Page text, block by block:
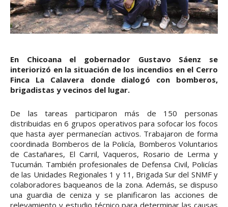
En Chicoana el gobernador Gustavo Sáenz se
interiorizó en la situación de los incendios en el Cerro
Finca La Calavera donde dialogó con bomberos,
brigadistas y vecinos del lugar.
De las tareas participaron más de 150 personas
distribuidas en 6 grupos operativos para sofocar los focos
que hasta ayer permanecían activos. Trabajaron de forma
coordinada Bomberos de la Policía, Bomberos Voluntarios
de Castañares, El Carril, Vaqueros, Rosario de Lerma y
Tucumán. También profesionales de Defensa Civil, Policías
de las Unidades Regionales 1 y 11, Brigada Sur del SNMF y
colaboradores baqueanos de la zona. Además, se dispuso
una guardia de ceniza y se planificaron las acciones de
relevamiento y estudio técnico para determinar las causas